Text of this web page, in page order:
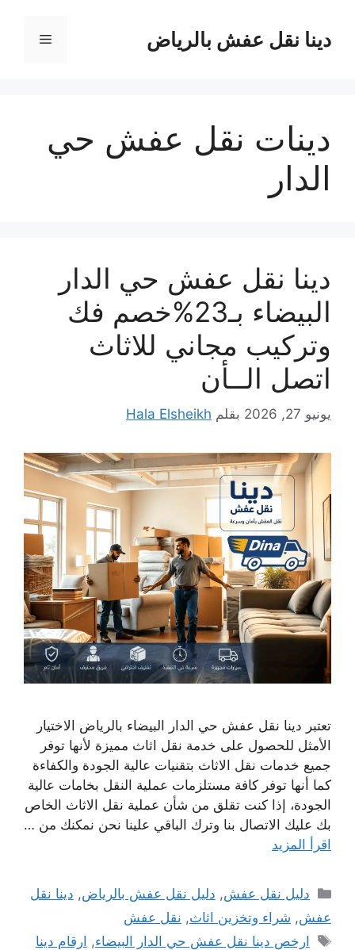
المحتوىدينا نقل عفش بالرياض القائمة
دينات نقل عفش حي
الدار
دينا نقل عفش حي الدار
البيضاء بـ23%خصم فك
وتركيب مجاني للاثاث
اتصل الــأن
يونيو 27, 2026 بقلم Hala Elsheikh
تعتبر دينا نقل عفش حي الدار البيضاء بالرياض الاختيار
الأمثل للحصول على خدمة نقل اثاث مميزة لأنها توفر
جميع خدمات نقل الاثاث بتقنيات عالية الجودة والكفاءة
كما أنها توفر كافة مستلزمات عملية النقل بخامات عالية
الجودة، إذا كنت تقلق من شأن عملية نقل الاثاث الخاص
بك عليك الاتصال بنا وترك الباقي علينا نحن نمكنك من …
اقرأ المزيد
التصنيفات
دليل نقل عفش, دليل نقل عفش بالرياض, دينا نقل
عفش, شراء وتخزين اثاث, نقل عفش
الوسوم
ارخص دينا نقل عفش حي الدار البيضاء, ارقام دينا